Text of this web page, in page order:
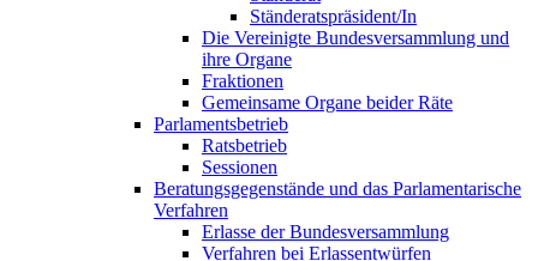
Ständeratspräsident/In
Die Vereinigte Bundesversammlung und
ihre Organe
Fraktionen
Gemeinsame Organe beider Räte
Parlamentsbetrieb
Ratsbetrieb
Sessionen
Beratungsgegenstände und das Parlamentarische
Verfahren
Erlasse der Bundesversammlung
Verfahren bei Erlassentwürfen